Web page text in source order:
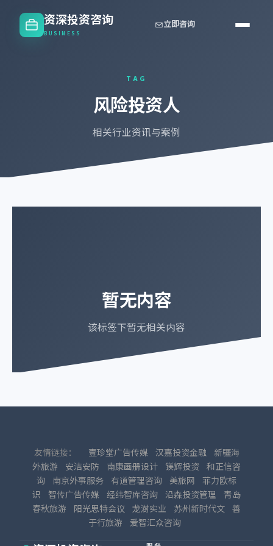
资深投资咨询
BUSINESS
立即咨询
TAG
风险投资人
相关行业资讯与案例
暂无内容
该标签下暂无相关内容
友情链接： 壹珍堂广告传媒 汉嘉投资金融
新疆海
外旅游
安洁安防 南康画册设计 镁辉投资 和正信咨
询
南京外事服务 有道管理咨询 美旅网
菲力欧标
识
智传广告传媒 经纬智库咨询 沿森投资管理
青岛
春秋旅游
阳光思特会议 龙澍实业 苏州新时代文 善
于行旅游
爱智汇众咨询